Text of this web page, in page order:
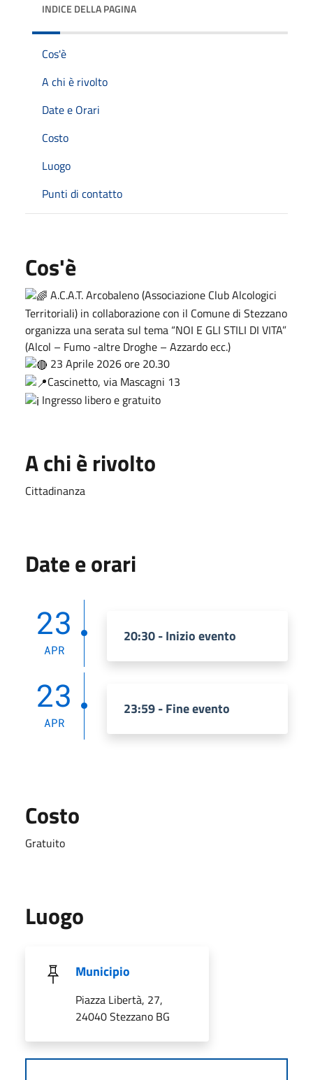
INDICE DELLA PAGINA
Cos'è
A chi è rivolto
Date e Orari
Costo
Luogo
Punti di contatto
Cos'è
A.C.A.T. Arcobaleno (Associazione Club Alcologici
Territoriali) in collaborazione con il Comune di Stezzano
organizza una serata sul tema “NOI E GLI STILI DI VITA”
(Alcol – Fumo -altre Droghe – Azzardo ecc.)
23 Aprile 2026 ore 20.30
Cascinetto, via Mascagni 13
Ingresso libero e gratuito
A chi è rivolto
Cittadinanza
Date e orari
23
APR
20:30 - Inizio evento
23
APR
23:59 - Fine evento
Costo
Gratuito
Luogo
Municipio
Piazza Libertà, 27,
24040 Stezzano BG